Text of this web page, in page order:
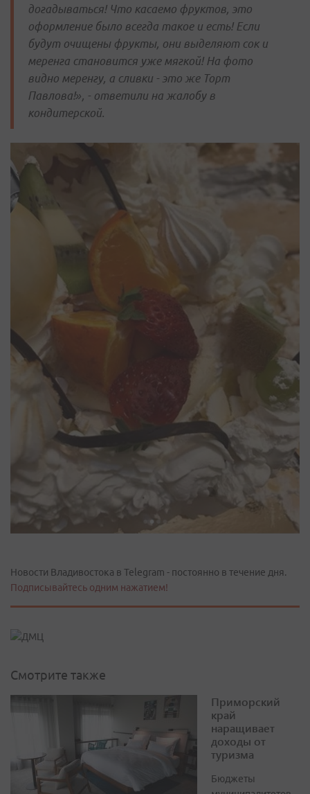
догадываться! Что касаемо фруктов, это
оформление было всегда такое и есть! Если
будут очищены фрукты, они выделяют сок и
меренга становится уже мягкой! На фото
видно меренгу, а сливки - это же Торт
Павлова!», - ответили на жалобу в
кондитерской.
Новости Владивостока в Telegram - постоянно в течение дня.
Подписывайтесь одним нажатием!
Смотрите также
Приморский
край
наращивает
доходы от
туризма
Бюджеты